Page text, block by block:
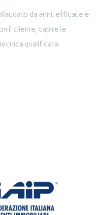
da anni, efficace e
il cliente, capire le
qualificata.